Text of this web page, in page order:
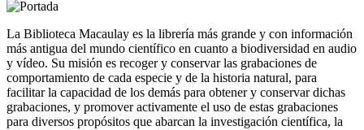
La Biblioteca Macaulay es la librería más grande y con información
más antigua del mundo científico en cuanto a biodiversidad en audio
y vídeo. Su misión es recoger y conservar las grabaciones de
comportamiento de cada especie y de la historia natural, para
facilitar la capacidad de los demás para obtener y conservar dichas
grabaciones, y promover activamente el uso de estas grabaciones
para diversos propósitos que abarcan la investigación científica, la